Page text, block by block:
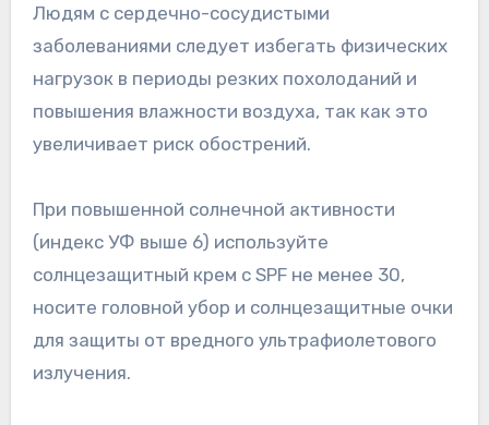
Людям с сердечно-сосудистыми
заболеваниями следует избегать физических
нагрузок в периоды резких похолоданий и
повышения влажности воздуха, так как это
увеличивает риск обострений.
При повышенной солнечной активности
(индекс УФ выше 6) используйте
солнцезащитный крем с SPF не менее 30,
носите головной убор и солнцезащитные очки
для защиты от вредного ультрафиолетового
излучения.